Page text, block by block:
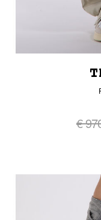
€